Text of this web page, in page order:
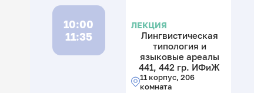
10:00
11:35
ЛЕКЦИЯ
Лингвистическая
типология и
языковые ареалы
441, 442 гр. ИФиЖ
11 корпус, 206
комната